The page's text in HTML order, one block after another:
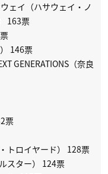
ェイ（ハサウェイ・ノ
163票
146票
GENERATIONS（奈良
票
トロイヤード） 128票
スター） 124票